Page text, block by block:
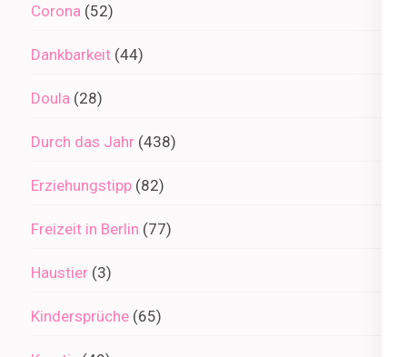
Corona (52)
Dankbarkeit (44)
Doula (28)
Durch das Jahr (438)
Erziehungstipp (82)
Freizeit in Berlin (77)
Haustier (3)
Kindersprüche (65)